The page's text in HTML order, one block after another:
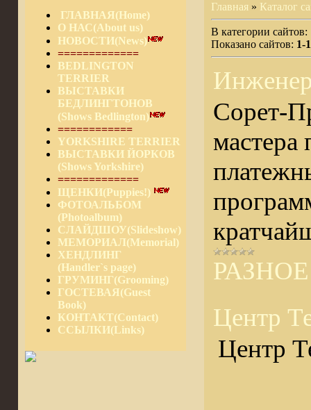
ГЛАВНАЯ(Home)
О НАС(About us)
НОВОСТИ(News)
=============
BEDLINGTON
TERRIER
ВЫСТАВКИ
БЕДЛИНГТОНОВ
(Shows Bedlington)
============
YORKSHIRE TERRIER
ВЫСТАВКИ ЙОРКОВ
(Shows Yorkshire)
=============
ЩЕНКИ(Puppies!)
ФОТОАЛЬБОМ
(Photoalbum)
СЛАЙДШОУ(Slideshow)
МЕМОРИАЛ(Memorial)
ХЕНДЛИНГ
(Handler`s page)
ГРУМИНГ(Grooming)
ГОСТЕВАЯ(Guest
Book)
КОНТАКТ(Contact)
ССЫЛКИ(Links)
Главная» Каталог
В категории сайтов:
Показано сайтов: 1-
Сорет-
РАЗНОЕ
Центр
Центр